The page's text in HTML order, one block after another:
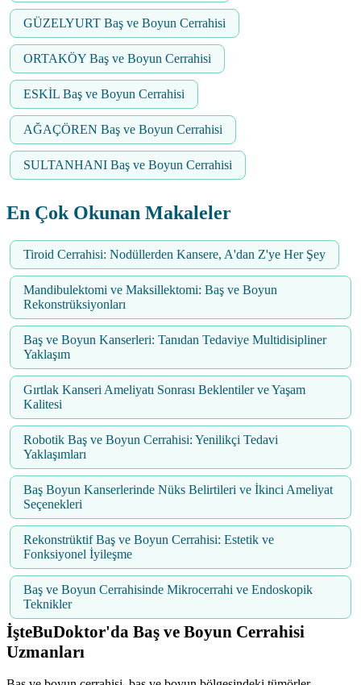
GÜZELYURT Baş ve Boyun Cerrahisi
ORTAKÖY Baş ve Boyun Cerrahisi
ESKİL Baş ve Boyun Cerrahisi
AĞAÇÖREN Baş ve Boyun Cerrahisi
SULTANHANI Baş ve Boyun Cerrahisi
En Çok Okunan Makaleler
Tiroid Cerrahisi: Nodüllerden Kansere, A'dan Z'ye Her Şey
Mandibulektomi ve Maksillektomi: Baş ve Boyun
Rekonstrüksiyonları
Baş ve Boyun Kanserleri: Tanıdan Tedaviye Multidisipliner
Yaklaşım
Gırtlak Kanseri Ameliyatı Sonrası Beklentiler ve Yaşam
Kalitesi
Robotik Baş ve Boyun Cerrahisi: Yenilikçi Tedavi
Yaklaşımları
Baş Boyun Kanserlerinde Nüks Belirtileri ve İkinci Ameliyat
Seçenekleri
Rekonstrüktif Baş ve Boyun Cerrahisi: Estetik ve
Fonksiyonel İyileşme
Baş ve Boyun Cerrahisinde Mikrocerrahi ve Endoskopik
Teknikler
İşteBuDoktor'da Baş ve Boyun Cerrahisi
Uzmanları